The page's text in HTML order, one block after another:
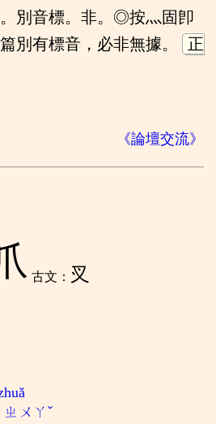
別音標。非。◎按灬固卽
別有標音，必非無據。
正
《論壇交流》
古文： 㕚
ㄓㄨㄚˇ